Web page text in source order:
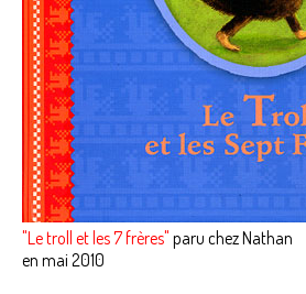
"Le troll et les 7 frères" paru chez Nathan
en mai 2010